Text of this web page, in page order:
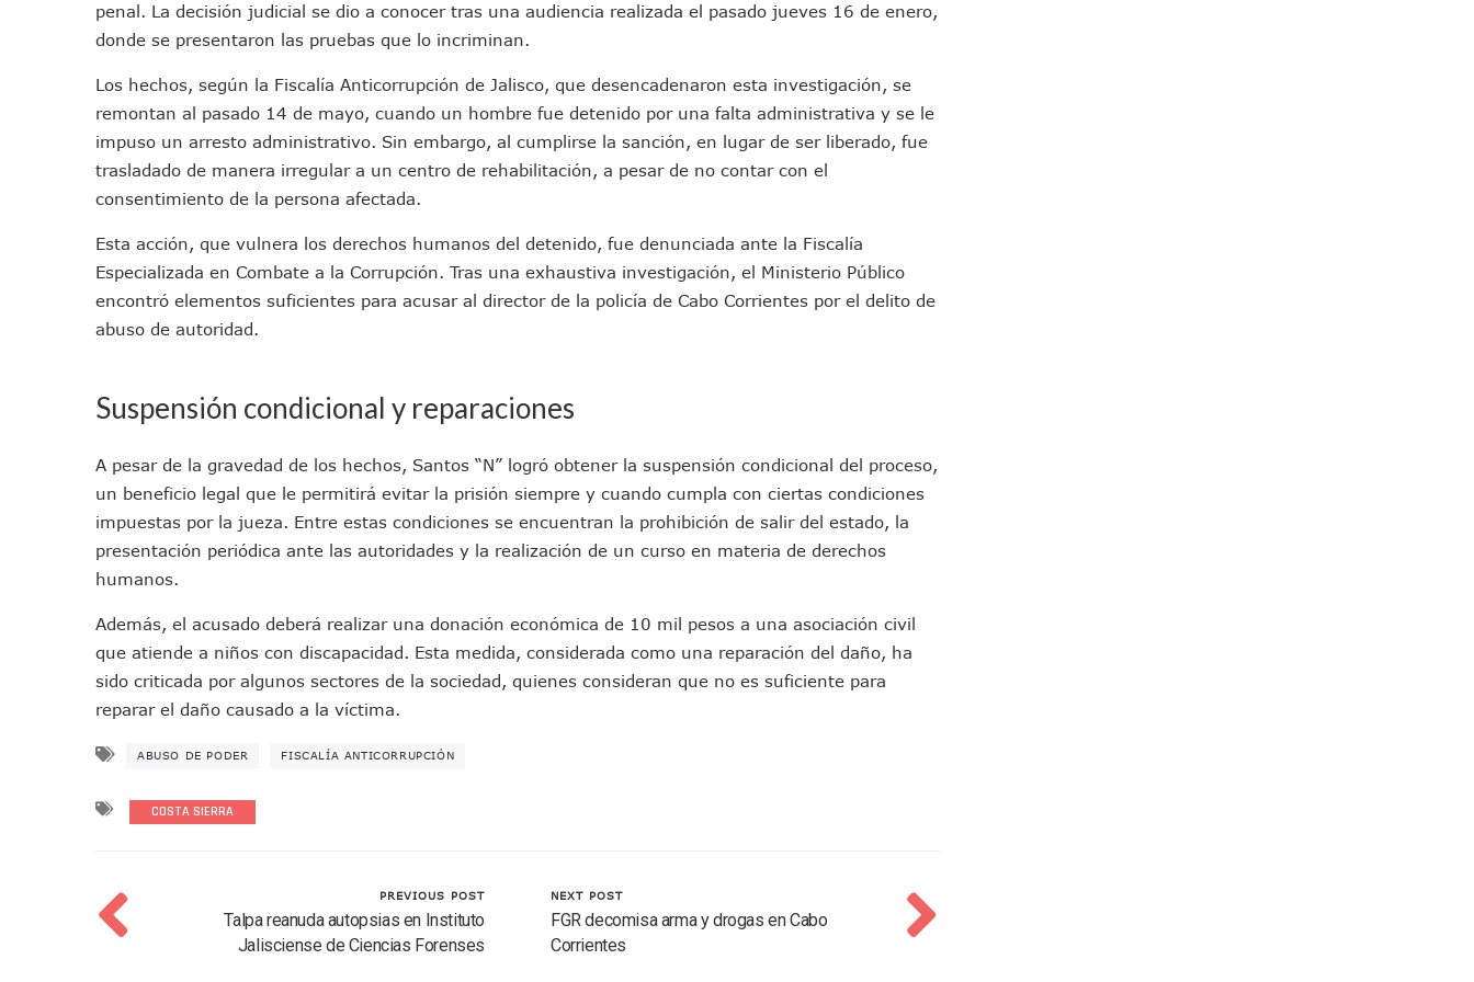
Jóvenes En Movimiento Jalisco Renueva Su Dirigencia Rumbo A 2027
En PV Encabezan Preferencias Morena Y Juan Carlos Castro
Pancho López; En La Mira Del Comité Nacional Del PAN
Cae El “R1”, Presunto Autor Intelectual Del Homicidio De Carlos Manzo
Muere Manolo Solo, Actor De “El Laberinto Del Fauno”, A Los 62 Años
Citan A Siete Integrantes De La Semar Por Investigación Por Huachicol Fiscal
IMSS Invierte 12.6 MDP En Remodelar Urgencias Del Hospital 42 De Puerto Vallarta
En Abril 2027 Terminarán El Centro Regional De Autismo En Puerto Vallarta
Puerto Vallarta Fortalece Su Promoción En California Con Seminarios Turísticos
Accidente En Un RZR, Principal Hipótesis Por La Muerte De Dos Jóvenes En El Río Ameca
Hallazgo De Yareli Colmenares Tovar Eleva A 4 Cuerpos Encontrados En El Río
Ra Aguilar Acompaña A Cientos De Familias En Las Paseadas De Las Palmas 2026
Oleaje Y Riesgo Por Cocodrilos Mantienen Restricciones En Playas De Puerto Vallarta
“Kato” Supera El Abandono Y Comienza Una Nueva Vida Con Una Familia
Munguía Es El Sexto Mejor Alcalde De Jalisco, Según Statistical Research Corporation
ATM Incorpora 20 Nuevos Camiones Al Corredor Bahía De Banderas–Puerto Vallarta
Colectivos Piden A Lemus Más Ministerios Públicos Para Puerto Vallarta
Caída De “El Mencho” Elevó Percepción De Inseguridad En Puerto Vallarta
Lluvias E Inundaciones No Detienen El Transporte Público En Puerto Vallarta
penal. La decisión judicial se dio a conocer tras una audiencia realizada el pasado jueves 16 de enero,
donde se presentaron las pruebas que lo incriminan.
Los hechos, según la Fiscalía Anticorrupción de Jalisco, que desencadenaron esta investigación, se
remontan al pasado 14 de mayo, cuando un hombre fue detenido por una falta administrativa y se le
impuso un arresto administrativo. Sin embargo, al cumplirse la sanción, en lugar de ser liberado, fue
trasladado de manera irregular a un centro de rehabilitación, a pesar de no contar con el
consentimiento de la persona afectada.
Esta acción, que vulnera los derechos humanos del detenido, fue denunciada ante la Fiscalía
Especializada en Combate a la Corrupción. Tras una exhaustiva investigación, el Ministerio Público
encontró elementos suficientes para acusar al director de la policía de Cabo Corrientes por el delito de
abuso de autoridad.
Suspensión condicional y reparaciones
A pesar de la gravedad de los hechos, Santos “N” logró obtener la suspensión condicional del proceso,
un beneficio legal que le permitirá evitar la prisión siempre y cuando cumpla con ciertas condiciones
impuestas por la jueza. Entre estas condiciones se encuentran la prohibición de salir del estado, la
presentación periódica ante las autoridades y la realización de un curso en materia de derechos
humanos.
Además, el acusado deberá realizar una donación económica de 10 mil pesos a una asociación civil
que atiende a niños con discapacidad. Esta medida, considerada como una reparación del daño, ha
sido criticada por algunos sectores de la sociedad, quienes consideran que no es suficiente para
reparar el daño causado a la víctima.
ABUSO DE PODER FISCALÍA ANTICORRUPCIÓN
COSTA SIERRA
PREVIOUS POST
Talpa reanuda autopsias en Instituto
Jalisciense de Ciencias Forenses
NEXT POST
FGR decomisa arma y drogas en Cabo
Corrientes